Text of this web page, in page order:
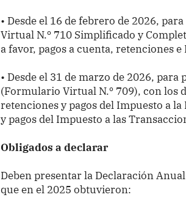
• Desde el 16 de febrero de 2026,
Virtual N.º 710 Simplificado y
a favor, pagos a cuenta, retenciones
• Desde el 31 de marzo de 2026,
(Formulario Virtual N.º 709), con los
retenciones y pagos del Impuesto a
y pagos del Impuesto a las
Obligados a declarar
Deben presentar la Declaración
que en el 2025 obtuvieron: